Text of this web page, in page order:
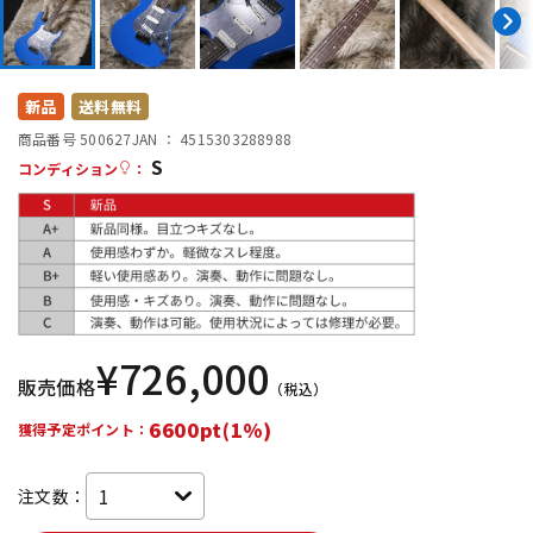
DTM オンライン納品 レコーディング機器
配信/ライブ機器
新品 送料無料
商品番号 500627JAN ： 4515303288988
コンディション
： S
販売価格¥726,000 （税込）
獲得予定ポイント： 6600pt(1%)
注文数：